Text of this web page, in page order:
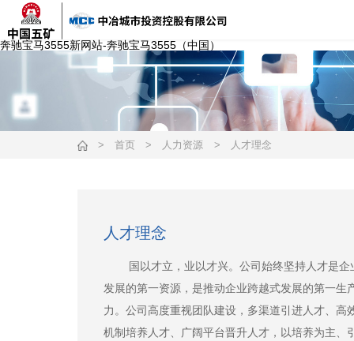
奔驰宝马3555新网站-奔驰宝马3555（中国）
> 首页 > 人力资源 > 人才理念
人才理念
国以才立，业以才兴。公司始终坚持人才是企
发展的第一资源，是推动企业跨越式发展的第一生
力。公司高度重视团队建设，多渠道引进人才、高
机制培养人才、广阔平台晋升人才，以培养为主、